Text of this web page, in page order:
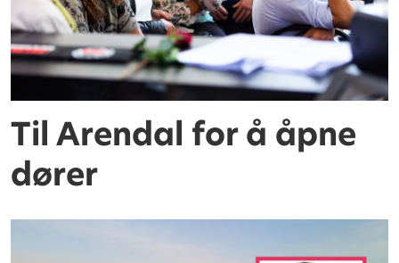
Til Arendal for å åpne
dører